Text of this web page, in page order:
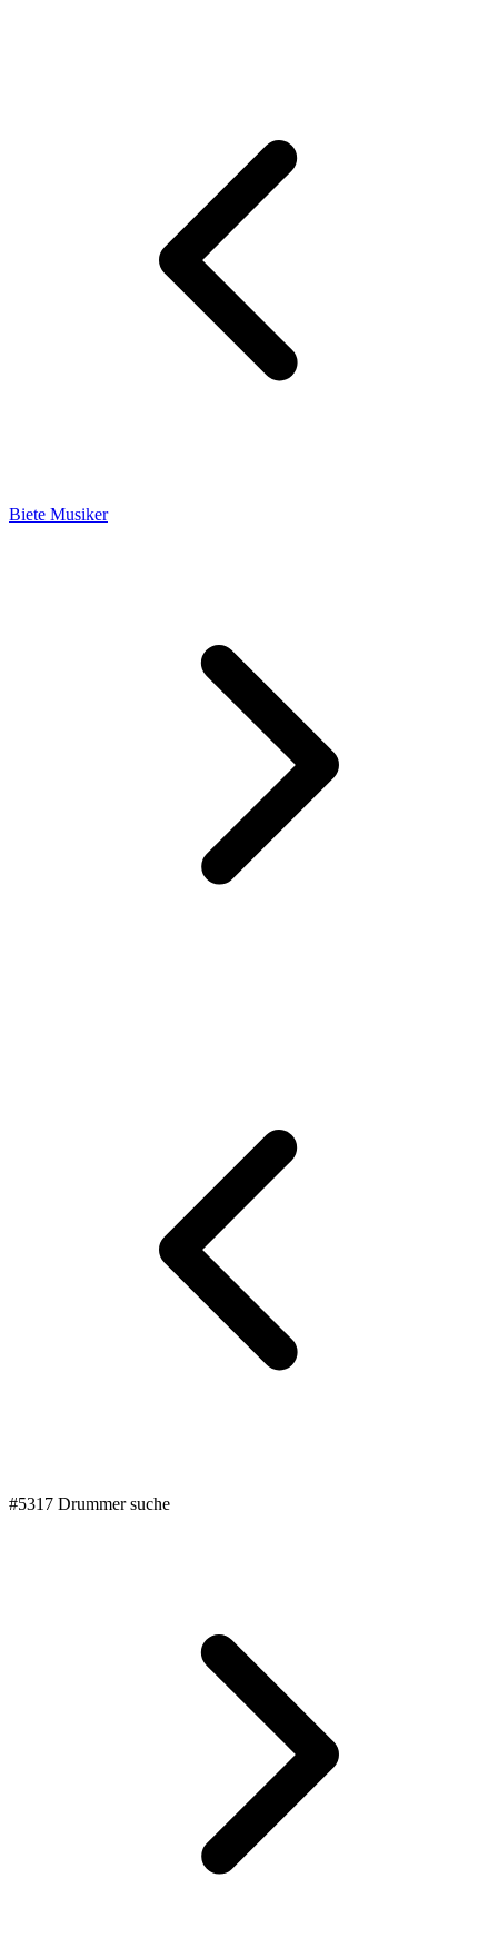
Biete Musiker
#5317 Drummer suche